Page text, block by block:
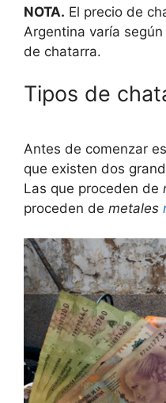
NOTA. El precio de
Argentina varía
de chatarra.
Tipos de
Antes de comenzar
que existen dos
Las que proceden de
proceden de metales